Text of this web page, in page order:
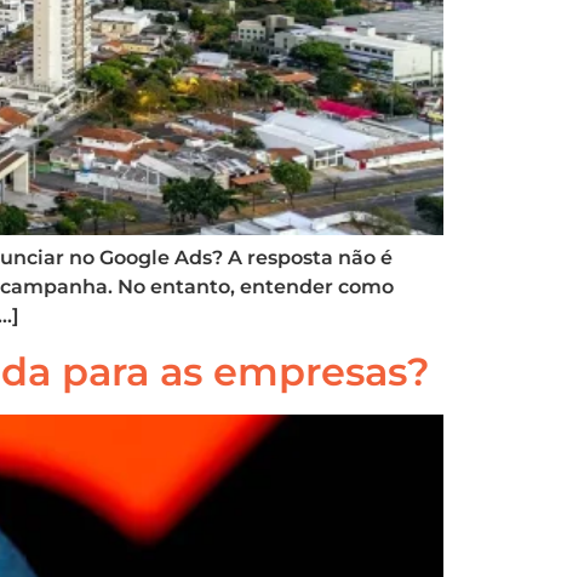
no Google Ads? A resposta não é
No entanto, entender como
para as empresas?